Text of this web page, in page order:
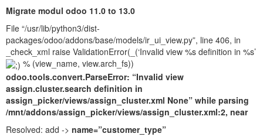
Migrate modul odoo 11.0 to 13.0
File “/usr/lib/python3/dist-
packages/odoo/addons/base/models/ir_ui_view.py”, line 406, in
_check_xml raise ValidationError(_(‘Invalid view %s definition in %s’
% (view_name, view.arch_fs))
odoo.tools.convert.ParseError: “Invalid view
assign.cluster.search definition in
assign_picker/views/assign_cluster.xml None” while parsing
/mnt/addons/assign_picker/views/assign_cluster.xml:2, near
Resolved: add -> name=”customer_type”